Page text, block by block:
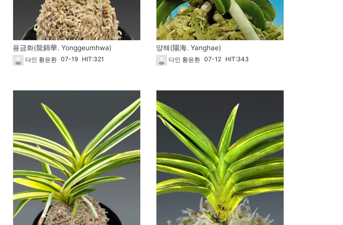
용금화(龍錦華. Yonggeumhwa)
다인 황윤환 07-19 HIT:321
양해(陽海. Yanghae)
다인 황윤환 07-12 HIT:343